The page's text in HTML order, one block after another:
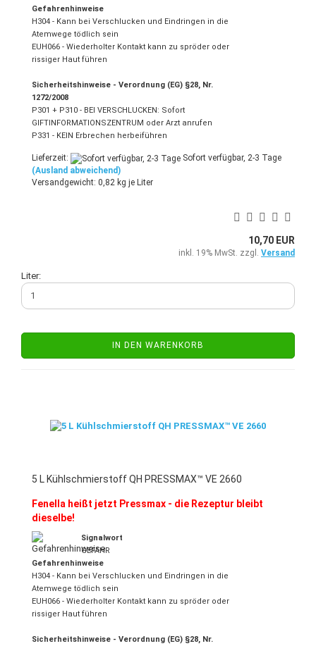
Gefahrenhinweise
H304 - Kann bei Verschlucken und Eindringen in die
Atemwege tödlich sein
EUH066 - Wiederholter Kontakt kann zu spröder oder
rissiger Haut führen
Sicherheitshinweise - Verordnung (EG) §28, Nr.
1272/2008
P301 + P310 - BEI VERSCHLUCKEN: Sofort
GIFTINFORMATIONSZENTRUM oder Arzt anrufen
P331 - KEIN Erbrechen herbeiführen
Lieferzeit:
Sofort verfügbar, 2-3 Tage
(Ausland abweichend)
Versandgewicht: 0,82 kg je Liter
10,70 EUR
inkl. 19% MwSt. zzgl. Versand
Liter:
IN DEN WARENKORB
5 L Kühlschmierstoff QH PRESSMAX™ VE 2660
Fenella heißt jetzt Pressmax - die Rezeptur bleibt
dieselbe!
Signalwort
GEFAHR
Gefahrenhinweise
H304 - Kann bei Verschlucken und Eindringen in die
Atemwege tödlich sein
EUH066 - Wiederholter Kontakt kann zu spröder oder
rissiger Haut führen
Sicherheitshinweise - Verordnung (EG) §28, Nr.